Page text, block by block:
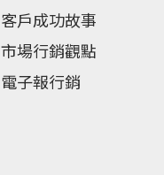
客戶成功故事
市場行銷觀點
電子報行銷